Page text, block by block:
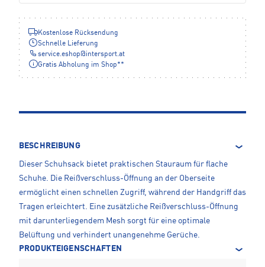
Kostenlose Rücksendung
Schnelle Lieferung
service.eshop@intersport.at
Gratis Abholung im Shop**
BESCHREIBUNG
Dieser Schuhsack bietet praktischen Stauraum für flache
Schuhe. Die Reißverschluss-Öffnung an der Oberseite
ermöglicht einen schnellen Zugriff, während der Handgriff das
Tragen erleichtert. Eine zusätzliche Reißverschluss-Öffnung
mit darunterliegendem Mesh sorgt für eine optimale
Belüftung und verhindert unangenehme Gerüche.
PRODUKTEIGENSCHAFTEN